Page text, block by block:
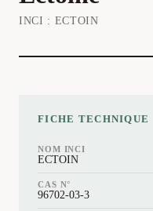
INCI : ECTOIN
FICHE TECHNIQUE
NOM INCI
ECTOIN
CAS N°
96702-03-3